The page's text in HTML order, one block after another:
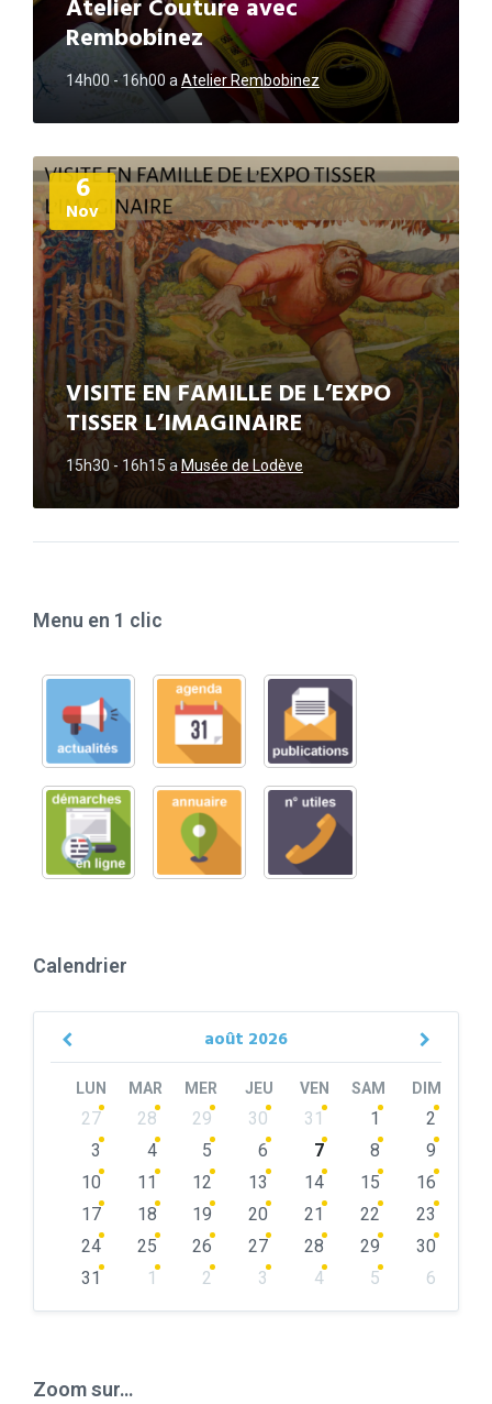
Atelier Couture avec
Rembobinez
14h00 - 16h00 aAtelier Rembobinez
6
Nov
VISITE EN FAMILLE DE L’EXPO
TISSER L’IMAGINAIRE
15h30 - 16h15 a Musée de Lodève
Plus
d'informations
Menu en 1 clic
Calendrier
août 2026
Previous
LUN MAR MER JEU VEN SAM DIM
Skip
calendar
27 28 29 30 31 1
2
3
4 5 6 7 8
9
10
11 12 13 14 15
16
17
18 19 20 21 22
23
24
25 26 27 28 29
30
31
1 2 3 4 5
6
Zoom sur…